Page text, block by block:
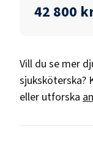
42 800
Vill du se mer
sjuksköterska?
eller utforska